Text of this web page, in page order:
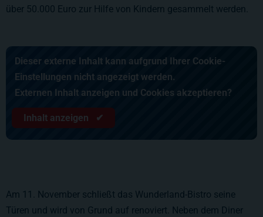
über 50.000 Euro zur Hilfe von Kindern gesammelt werden.
Dieser externe Inhalt kann aufgrund Ihrer Cookie-
Einstellungen nicht angezeigt werden.
Externen Inhalt anzeigen und Cookies akzeptieren?
Inhalt anzeigen ✔
Am 11. November schließt das Wunderland-Bistro seine
Türen und wird von Grund auf renoviert. Neben dem Diner